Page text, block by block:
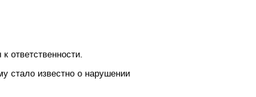
ответственности.
стало известно о нарушении